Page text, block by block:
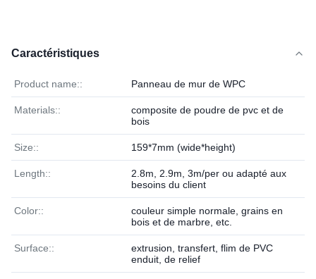
Caractéristiques
Product name:: Panneau de mur de WPC
Materials::
composite de poudre de pvc et de
bois
Size:: 159*7mm (wide*height)
Length::
2.8m, 2.9m, 3m/per ou adapté aux
besoins du client
Color::
couleur simple normale, grains en
bois et de marbre, etc.
Surface::
extrusion, transfert, flim de PVC
enduit, de relief